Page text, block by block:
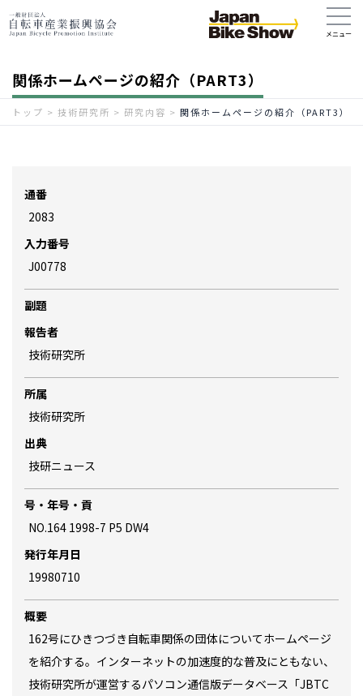
関係ホームページの紹介（PART3）
トップ > 技術研究所 > 研究内容 > 関係ホームページの紹介（PART3）
通番
2083
入力番号
J00778
副題
報告者
技術研究所
所属
技術研究所
出典
技研ニュース
号・年号・貢
NO.164 1998-7 P5 DW4
発行年月日
19980710
概要
162号にひきつづき自転車関係の団体についてホームページ
を紹介する。インターネットの加速度的な普及にともない、
技術研究所が運営するパソコン通信版データベース「JBTC